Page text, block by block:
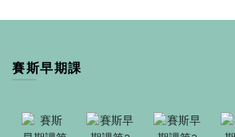
賽斯早期課